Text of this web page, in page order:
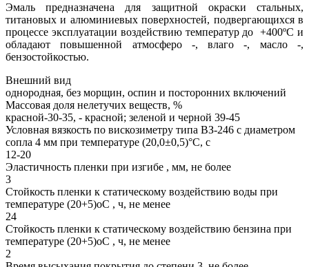
Эмаль предназначена для защитной окраски стальных,
титановых и алюминиевых поверхностей, подвергающихся в
процессе эксплуатации воздействию температур до +400ºС и
обладают повышенной атмосферо -, влаго -, масло -,
бензостойкостью.
Внешний вид
однородная, без морщин, оспин и посторонних включений
Массовая доля нелетучих веществ, %
красной-30-35, - красной; зеленой и черной 39-45
Условная вязкость по вискозиметру типа ВЗ-246 с диаметром
сопла 4 мм при температуре (20,0±0,5)°С, с
12-20
Эластичность пленки при изгибе , мм, не более
3
Стойкость пленки к статическому воздействию воды при
температуре (20+5)оС , ч, не менее
24
Стойкость пленки к статическому воздействию бензина при
температуре (20+5)оС , ч, не менее
2